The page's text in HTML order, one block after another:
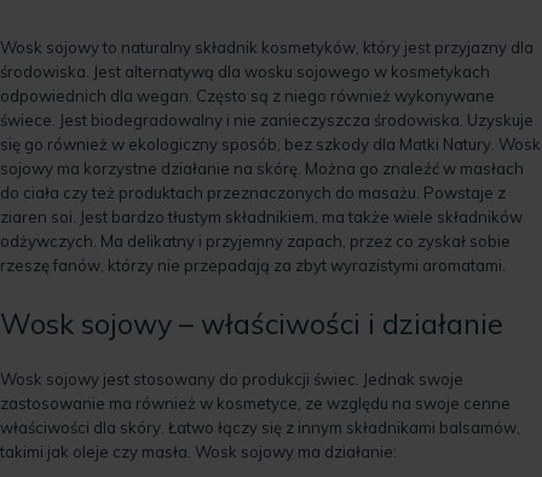
Wosk sojowy to naturalny składnik kosmetyków, który jest przyjazny dla
środowiska. Jest alternatywą dla wosku sojowego w kosmetykach
odpowiednich dla wegan. Często są z niego również wykonywane
świece. Jest biodegradowalny i nie zanieczyszcza środowiska. Uzyskuje
się go również w ekologiczny sposób, bez szkody dla Matki Natury. Wosk
sojowy ma korzystne działanie na skórę. Można go znaleźć w masłach
do ciała czy też produktach przeznaczonych do masażu. Powstaje z
ziaren soi. Jest bardzo tłustym składnikiem, ma także wiele składników
odżywczych. Ma delikatny i przyjemny zapach, przez co zyskał sobie
rzeszę fanów, którzy nie przepadają za zbyt wyrazistymi aromatami.
Wosk sojowy – właściwości i działanie
Wosk sojowy jest stosowany do produkcji świec. Jednak swoje
zastosowanie ma również w kosmetyce, ze względu na swoje cenne
właściwości dla skóry. Łatwo łączy się z innym składnikami balsamów,
takimi jak oleje czy masła. Wosk sojowy ma działanie: